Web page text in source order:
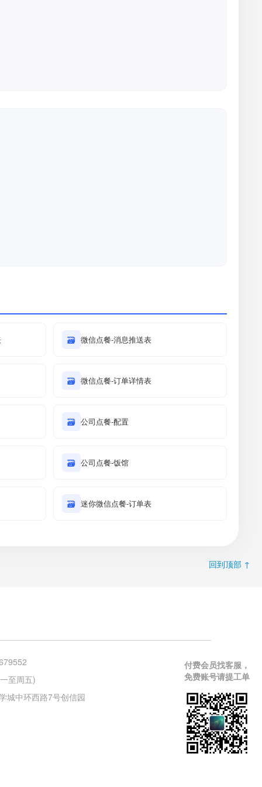
🗃 微信点餐-消息推送表
🗃 微信点餐-订单详情表
🗃 公司点餐-配置
🗃 公司点餐-饭馆
🗃 迷你微信点餐-订单表
回到顶部 ↑
至周五)
城中环西路7号创信园
付费会员找客服，
免费账号请提工单